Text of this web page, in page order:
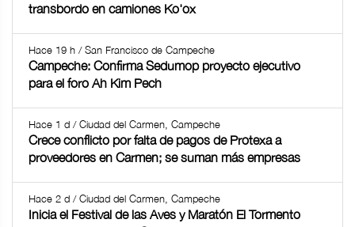
transbordo en camiones Ko'ox
Hace 19 h / San Francisco de Campeche
Campeche: Confirma Sedumop proyecto ejecutivo
para el foro Ah Kim Pech
Hace 1 d / Ciudad del Carmen, Campeche
Crece conflicto por falta de pagos de Protexa a
proveedores en Carmen; se suman más empresas
Hace 2 d / Ciudad del Carmen, Campeche
Inicia el Festival de las Aves y Maratón El Tormento